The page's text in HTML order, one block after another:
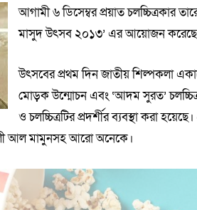
আগামী ৬ ডিসেম্বর প্রয়াত চলচ্চিত্রকার
মাসুদ উৎসব ২০১৩’ এর আয়োজন করেছে
উৎসবের প্রথম দিন জাতীয় শিল্পকলা
মোড়ক উন্মোচন এবং ‘আদম সুরত’
ও চলচ্চিত্রটির প্রদর্শীর ব্যবস্থা করা
আল মামুনসহ আরো অনেকে।